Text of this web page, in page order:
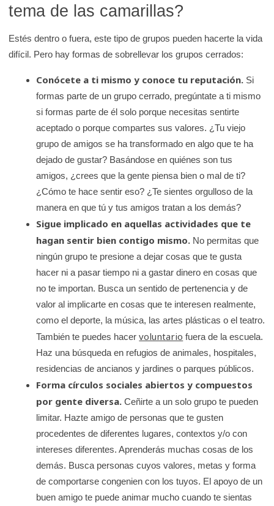
tema de las camarillas?
Estés dentro o fuera, este tipo de grupos pueden hacerte la vida
difícil. Pero hay formas de sobrellevar los grupos cerrados:
Conócete a ti mismo y conoce tu reputación. Si
formas parte de un grupo cerrado, pregúntate a ti mismo
si formas parte de él solo porque necesitas sentirte
aceptado o porque compartes sus valores. ¿Tu viejo
grupo de amigos se ha transformado en algo que te ha
dejado de gustar? Basándose en quiénes son tus
amigos, ¿crees que la gente piensa bien o mal de ti?
¿Cómo te hace sentir eso? ¿Te sientes orgulloso de la
manera en que tú y tus amigos tratan a los demás?
Sigue implicado en aquellas actividades que te
hagan sentir bien contigo mismo. No permitas que
ningún grupo te presione a dejar cosas que te gusta
hacer ni a pasar tiempo ni a gastar dinero en cosas que
no te importan. Busca un sentido de pertenencia y de
valor al implicarte en cosas que te interesen realmente,
como el deporte, la música, las artes plásticas o el teatro.
También te puedes hacervoluntario fuera de la escuela.
Haz una búsqueda en refugios de animales, hospitales,
residencias de ancianos y jardines o parques públicos.
Forma círculos sociales abiertos y compuestos
por gente diversa. Ceñirte a un solo grupo te pueden
limitar. Hazte amigo de personas que te gusten
procedentes de diferentes lugares, contextos y/o con
intereses diferentes. Aprenderás muchas cosas de los
demás. Busca personas cuyos valores, metas y forma
de comportarse congenien con los tuyos. El apoyo de un
buen amigo te puede animar mucho cuando te sientas